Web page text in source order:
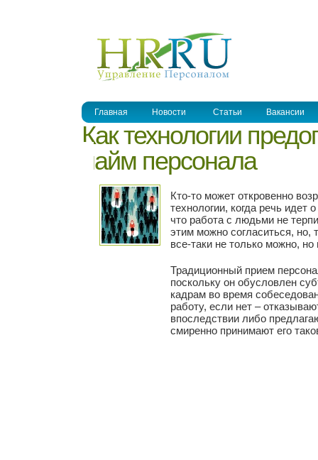
Главная Новости Статьи Вакансии
Как технологии
найм персонала
Кто-то может откровенно
технологии, когда речь идет
что работа с людьми не
этим можно согласиться, но,
все-таки не только можно, но
Традиционный прием
поскольку он обусловлен
кадрам во время
работу, если нет –
впоследствии либо
смиренно принимают его